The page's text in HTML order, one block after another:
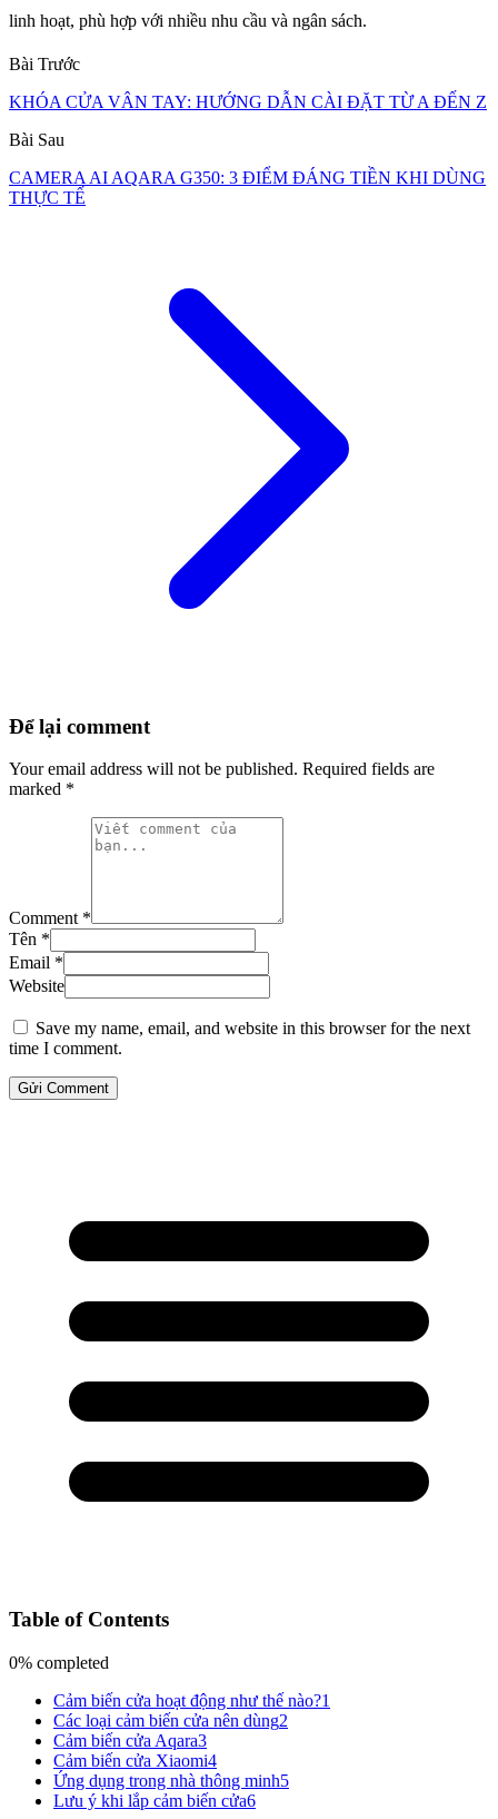
linh hoạt, phù hợp với nhiều nhu cầu và ngân sách.
Bài Trước
KHÓA CỬA VÂN TAY: HƯỚNG DẪN CÀI ĐẶT TỪ A ĐẾN Z
Bài Sau
CAMERA AI AQARA G350: 3 ĐIỂM ĐÁNG TIỀN KHI DÙNG
THỰC TẾ
Để lại comment
Your email address will not be published. Required fields are
marked *
Comment *
Tên *
Email *
Website
Save my name, email, and website in this browser for the next
time I comment.
Gửi Comment
Table of Contents
0% completed
Cảm biến cửa hoạt động như thế nào?1
Các loại cảm biến cửa nên dùng2
Cảm biến cửa Aqara3
Cảm biến cửa Xiaomi4
Ứng dụng trong nhà thông minh5
Lưu ý khi lắp cảm biến cửa6